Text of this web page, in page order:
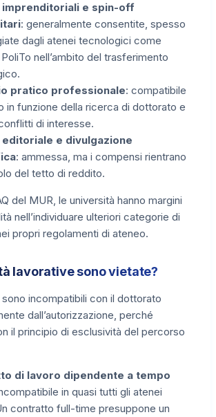
e spin-off
: generalmente consentite, spesso
dagli atenei tecnologici come
nell’ambito del trasferimento
pratico professionale: compatibile
in funzione della ricerca di dottorato e
di interesse.
e divulgazione
: ammessa, ma i compensi rientrano
del tetto di reddito.
del MUR, le università hanno margini
nell’individuare ulteriori categorie di
propri regolamenti di ateneo.
lavorative sono vietate?
incompatibili con il dottorato
dall’autorizzazione, perché
il principio di esclusività del percorso
di lavoro dipendente a tempo
in quasi tutti gli atenei
contratto full-time presuppone un